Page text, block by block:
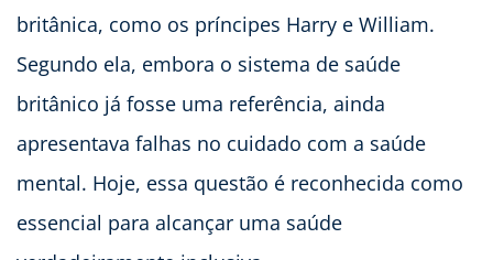
britânica, como os príncipes Harry e William.
Segundo ela, embora o sistema de saúde
britânico já fosse uma referência, ainda
apresentava falhas no cuidado com a saúde
mental. Hoje, essa questão é reconhecida como
essencial para alcançar uma saúde